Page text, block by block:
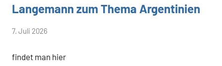
Langemann zum Thema Argentinien
von
Flassbeck
7. Juli 2026
findet man hier